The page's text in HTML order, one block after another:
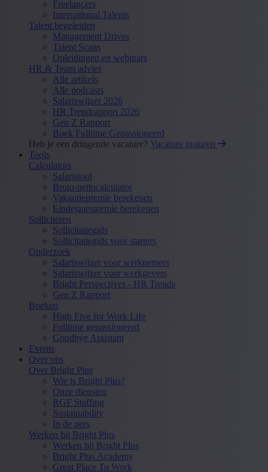
Freelancers
International Talents
Talent begeleiden
Management Drives
Talent Scans
Opleidingen en webinars
HR & Team advies
Alle artikels
Alle podcasts
Salariswijzer 2026
HR Trendrapport 2026
Gen Z Rapport
Boek Fulltime Gepassioneerd
Heb je een dringende vacature? Vacature insturen
Tools
Calculators
Salaristool
Bruto-nettocalculator
Vakantiepremie berekenen
Eindejaarspremie berekenen
Solliciteren
Sollicitatiegids
Sollicitatiegids voor starters
Onderzoek
Salariswijzer voor werknemers
Salariswijzer voor werkgevers
Bright Perspectives - HR Trends
Gen Z Rapport
Boeken
High Five for Work Life
Fulltime gepassioneerd
Goodbye Assistant
Events
Over ons
Over Bright Plus
Wie is Bright Plus?
Onze diensten
RGF Staffing
Sustainability
In de pers
Werken bij Bright Plus
Werken bij Bright Plus
Bright Plus Academy
Great Place To Work